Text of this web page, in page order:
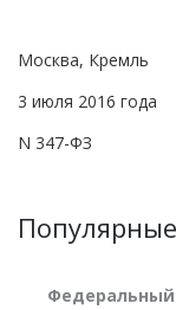
Москва, Кремль
3 июля 2016 года
N 347-ФЗ
Федеральный